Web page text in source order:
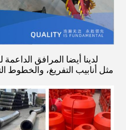
لدينا أيضا المرافق
مثل أنابيب التفريغ، والخطوط